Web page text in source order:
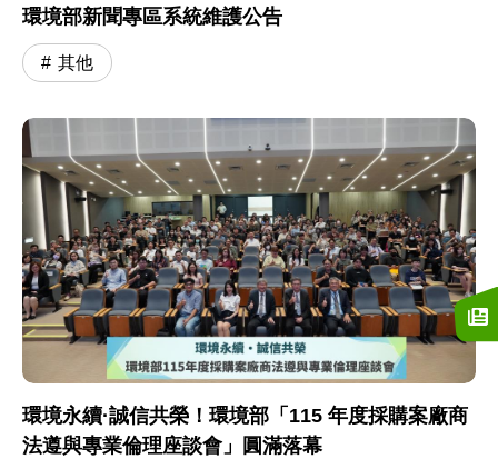
環境部新聞專區系統維護公告
其他
環境永續·誠信共榮！環境部「115 年度採購案廠商
法遵與專業倫理座談會」圓滿落幕